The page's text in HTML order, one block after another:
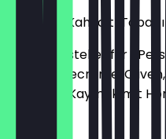
Tek Kişilik Kahvaltı Tabağı
Frühstücksteller für 1
Schafskäsecreme,
Konfitüre, Kaymak mit